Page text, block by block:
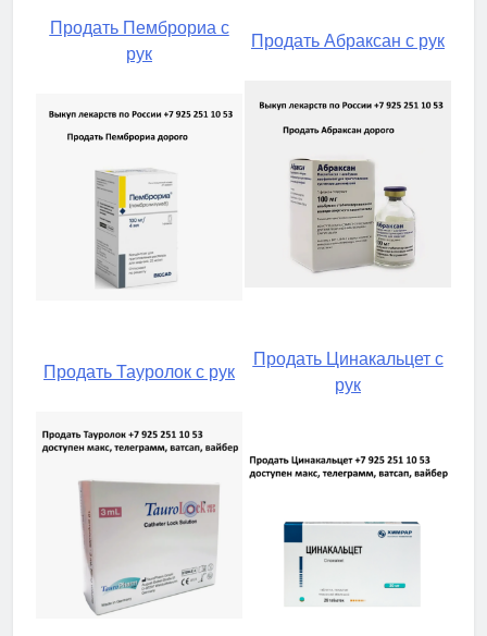
Продать Пемброриа с
рук
Продать Абраксан с рук
Продать Тауролок с рук
Продать Цинакальцет с
рук